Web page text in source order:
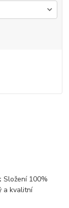
Složení 100%
a kvalitní